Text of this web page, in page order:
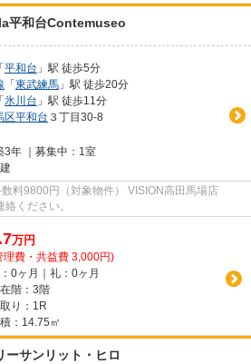
平和台Contemuseo
「平和台 」駅 徒歩5分
「東武練馬 」駅 徒歩20分
「氷川台 」駅 徒歩11分
区平和台 ３丁目30-8
年 ｜募集中： 1室
数料9800円（対象物件） VISION高田馬場店
ください。
万円
理費・共益費 3,000円)
0ヶ月｜礼：0ヶ月
階：3階
り：1R
：14.75㎡
ーサンリット・ヒロ